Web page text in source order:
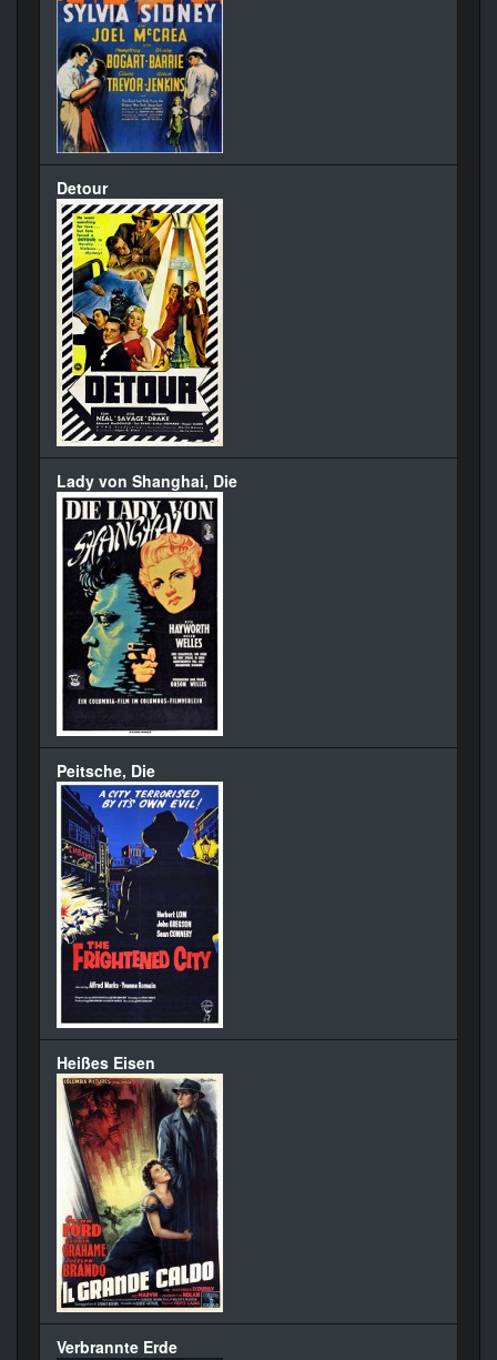
Detour
Lady von Shanghai, Die
Peitsche, Die
Heißes Eisen
Verbrannte Erde